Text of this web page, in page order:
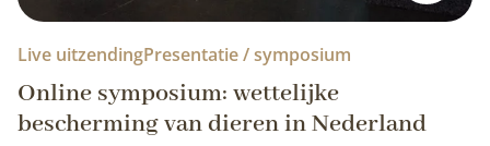
Live uitzendingPresentatie / symposium
Online symposium: wettelijke
bescherming van dieren in Nederland